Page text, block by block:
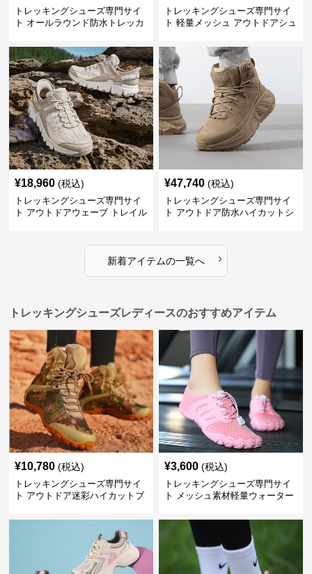
トレッキングシューズ専門サイ
ト オールラウンド防水トレッカ
トレッキングシューズ専門サイ
ト 軽量メッシュ アウトドアシュ
¥18,960 (税込)
トレッキングシューズ専門サイ
ト アウトドアウェーブ トレイル
¥47,740 (税込)
トレッキングシューズ専門サイ
ト アウトドア防水ハイカットシ
新着アイテムの一覧へ ›
トレッキングシューズレディースのおすすめアイテム
¥10,780 (税込)
トレッキングシューズ専門サイ
ト アウトドア迷彩ハイカットブ
¥3,600 (税込)
トレッキングシューズ専門サイ
ト メッシュ素材軽量ウォーター